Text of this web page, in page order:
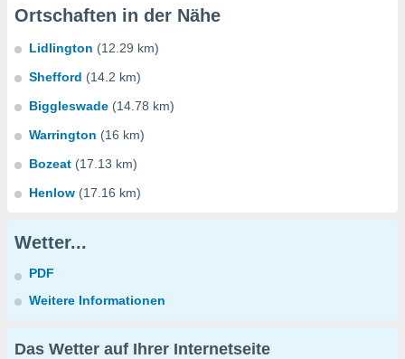
Ortschaften in der Nähe
Lidlington (12.29 km)
Shefford (14.2 km)
Biggleswade (14.78 km)
Warrington (16 km)
Bozeat (17.13 km)
Henlow (17.16 km)
Wetter...
PDF
Weitere Informationen
Das Wetter auf Ihrer Internetseite